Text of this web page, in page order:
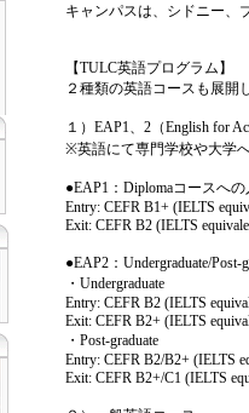
キャンパスは、シドニー、
【TULC英語プログラム】
２種類の英語コースも展開
１）EAP1、2（English for
※英語にて専門学校や大学
●EAP1：Diplomaコースへの
Entry: CEFR B1+ (IELTS
Exit: CEFR B2 (IELTS
●EAP2：Undergraduate/
・Undergraduate
Entry: CEFR B2 (IELTS
Exit: CEFR B2+ (IELTS
・Post-graduate
Entry: CEFR B2/B2+ (IELTS
Exit: CEFR B2+/C1 (IELTS